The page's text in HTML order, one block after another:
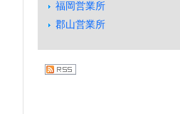
福岡営業所
郡山営業所